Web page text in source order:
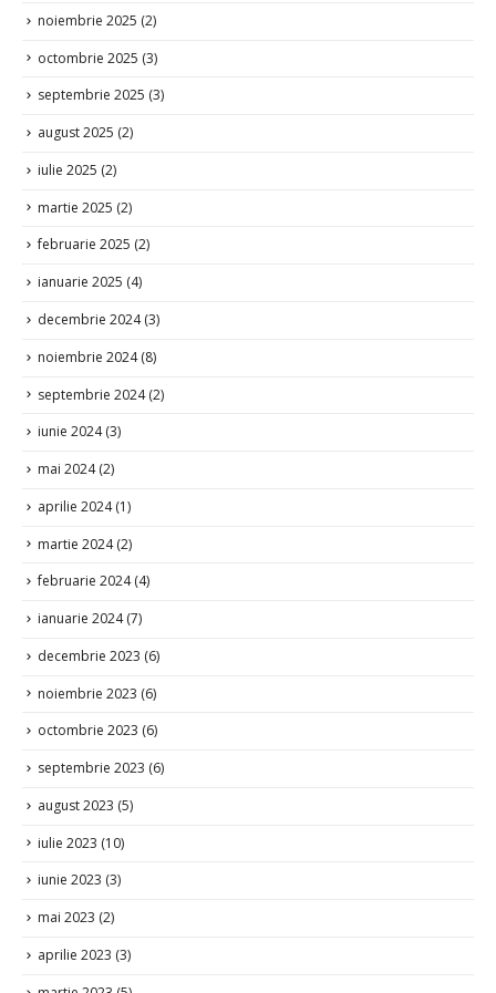
noiembrie 2025 (2)
octombrie 2025 (3)
septembrie 2025 (3)
august 2025 (2)
iulie 2025 (2)
martie 2025 (2)
februarie 2025 (2)
ianuarie 2025 (4)
decembrie 2024 (3)
noiembrie 2024 (8)
septembrie 2024 (2)
iunie 2024 (3)
mai 2024 (2)
aprilie 2024 (1)
martie 2024 (2)
februarie 2024 (4)
ianuarie 2024 (7)
decembrie 2023 (6)
noiembrie 2023 (6)
octombrie 2023 (6)
septembrie 2023 (6)
august 2023 (5)
iulie 2023 (10)
iunie 2023 (3)
mai 2023 (2)
aprilie 2023 (3)
martie 2023 (5)